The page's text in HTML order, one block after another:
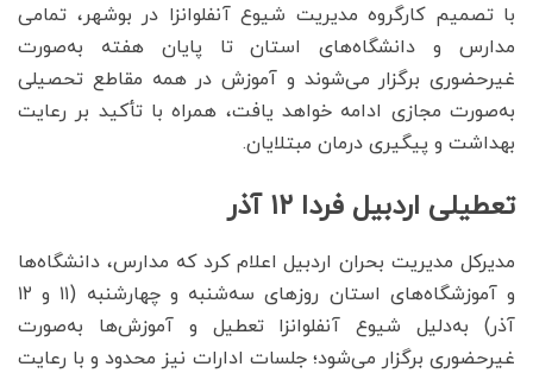
با تصمیم کارگروه مدیریت شیوع آنفلوانزا در بوشهر، تمامی
مدارس و دانشگاه‌های استان تا پایان هفته به‌صورت
غیرحضوری برگزار می‌شوند و آموزش در همه مقاطع تحصیلی
به‌صورت مجازی ادامه خواهد یافت، همراه با تأکید بر رعایت
بهداشت و پیگیری درمان مبتلایان.
تعطیلی اردبیل فردا ۱۲ آذر
مدیرکل مدیریت بحران اردبیل اعلام کرد که مدارس، دانشگاه‌ها
و آموزشگاه‌های استان روزهای سه‌شنبه و چهارشنبه (۱۱ و ۱۲
آذر) به‌دلیل شیوع آنفلوانزا تعطیل و آموزش‌ها به‌صورت
غیرحضوری برگزار می‌شود؛ جلسات ادارات نیز محدود و با رعایت